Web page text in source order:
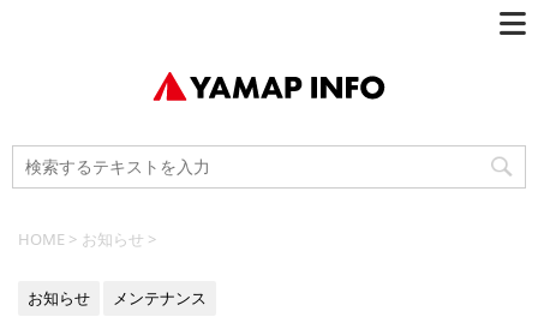
HOME > お知らせ >
お知らせ メンテナンス